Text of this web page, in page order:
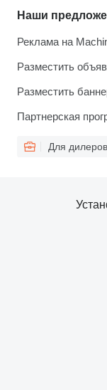
Наши
Реклама на
Разместить
Разместить
Партнерская
Для дилеров